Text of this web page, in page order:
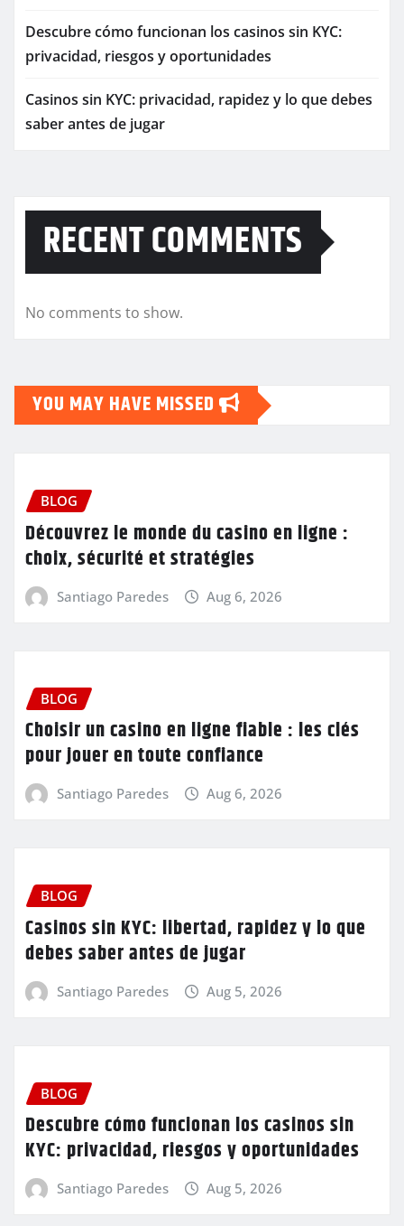
Descubre cómo funcionan los casinos sin KYC:
privacidad, riesgos y oportunidades
Casinos sin KYC: privacidad, rapidez y lo que debes
saber antes de jugar
RECENT COMMENTS
No comments to show.
YOU MAY HAVE MISSED
BLOG
Découvrez le monde du casino en ligne :
choix, sécurité et stratégies
Santiago Paredes Aug 6, 2026
BLOG
Choisir un casino en ligne fiable : les clés
pour jouer en toute confiance
Santiago Paredes Aug 6, 2026
BLOG
Casinos sin KYC: libertad, rapidez y lo que
debes saber antes de jugar
Santiago Paredes Aug 5, 2026
BLOG
Descubre cómo funcionan los casinos sin
KYC: privacidad, riesgos y oportunidades
Santiago Paredes Aug 5, 2026